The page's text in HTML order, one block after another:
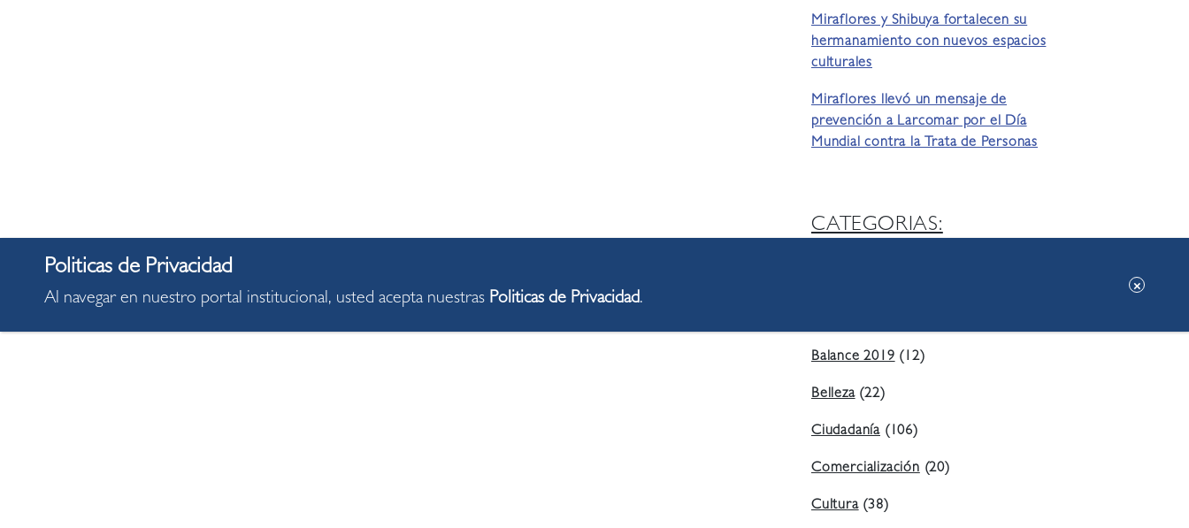
Miraflores y Shibuya fortalecen su
hermanamiento con nuevos espacios
culturales
Miraflores llevó un mensaje de
prevención a Larcomar por el Día
Mundial contra la Trata de Personas
CATEGORIAS:
Balance 2019(12)
Belleza(22)
Ciudadanía (106)
Comercialización(20)
Cultura(38)
Al navegar en nuestro portal institucional, usted acepta nuestras Politicas de Privacidad.